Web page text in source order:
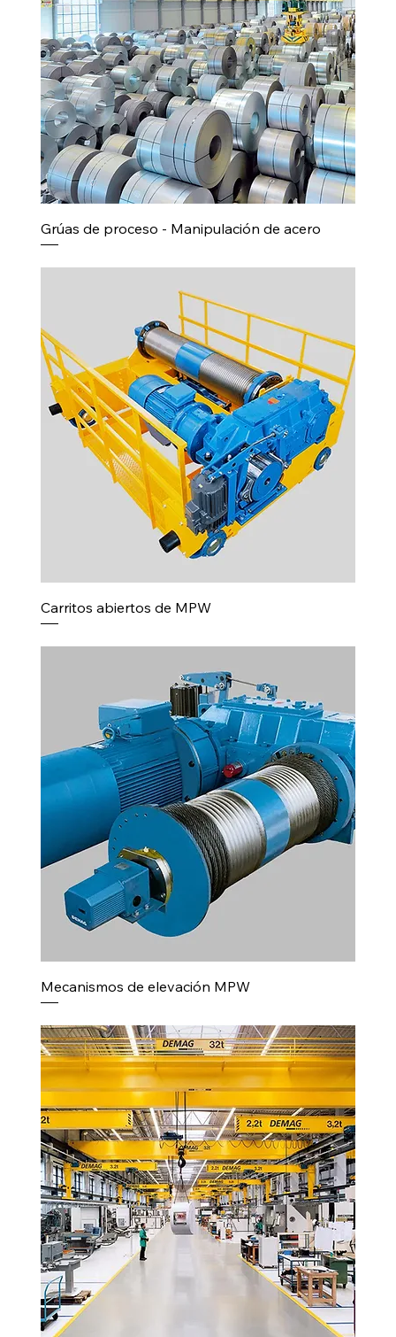
Grúas de proceso - Manipulación de acero
Carritos abiertos de MPW
Mecanismos de elevación MPW